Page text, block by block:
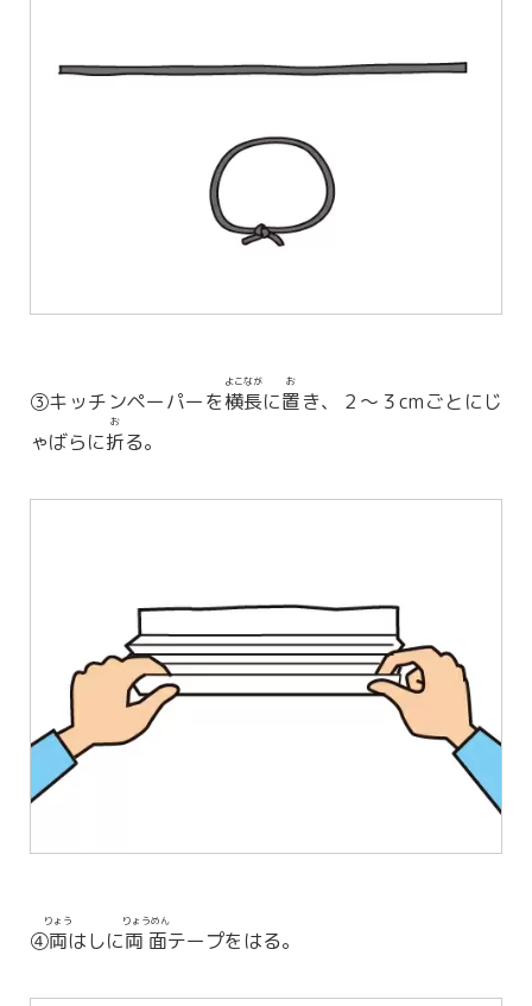
③キッチンペーパーを横長
よこなが
に置
お
き、２～３cmごとにじ
ゃばらに折
お
る。
④両
りょう
はしに両面
りょうめん
テープをはる。